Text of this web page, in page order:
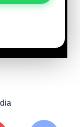
et Taïwan